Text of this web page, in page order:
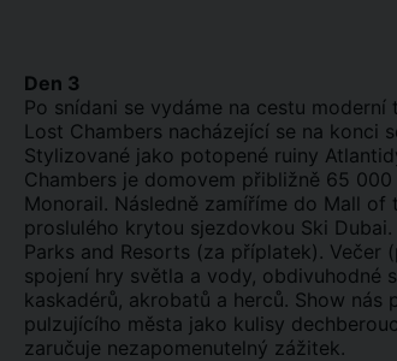
Den 3
Po snídani se vydáme na cestu
Lost Chambers nacházející se na konci
Stylizované jako potopené ruiny
Chambers je domovem přibližně 65
Monorail. Následně zamíříme do Mall
proslulého krytou sjezdovkou Ski
Parks and Resorts (za příplatek). Večer
spojení hry světla a vody, obdivuhodné
kaskadérů, akrobatů a herců. Show
pulzujícího města jako kulisy
zaručuje nezapomenutelný zážitek.